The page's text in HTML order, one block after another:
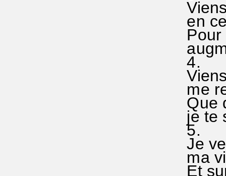
en
Pour
4.
me
Que
je te
5.
Je
ma
Et